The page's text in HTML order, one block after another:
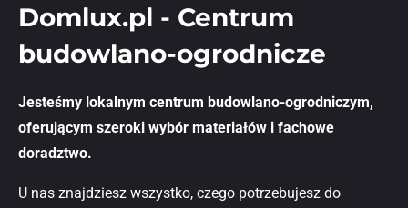
Domlux.pl - Centrum
budowlano-ogrodnicze
Jesteśmy lokalnym centrum budowlano-ogrodniczym,
oferującym szeroki wybór materiałów i fachowe
doradztwo.
U nas znajdziesz wszystko, czego potrzebujesz do